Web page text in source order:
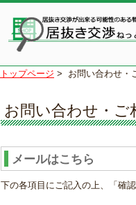
トップページ > お問い合わせ・
お問い合わせ・ご
メールはこちら
下の各項目にご記入の上、「確